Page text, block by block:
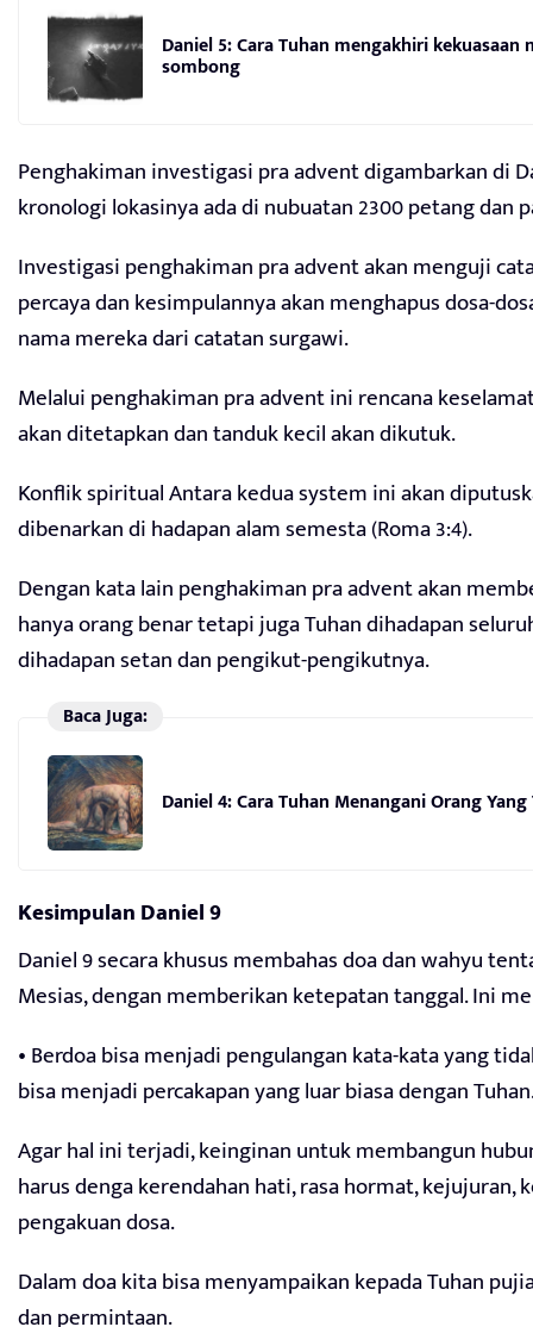
Daniel 5: Cara Tuhan mengakhiri kekuasaan
sombong
Penghakiman investigasi pra advent digambarkan di
kronologi lokasinya ada di nubuatan 2300 petang dan
Investigasi penghakiman pra advent akan menguji
percaya dan kesimpulannya akan menghapus dosa-
nama mereka dari catatan surgawi.
Melalui penghakiman pra advent ini rencana
akan ditetapkan dan tanduk kecil akan dikutuk.
Konflik spiritual Antara kedua system ini akan
dibenarkan di hadapan alam semesta (Roma 3:4).
Dengan kata lain penghakiman pra advent akan
hanya orang benar tetapi juga Tuhan dihadapan
dihadapan setan dan pengikut-pengikutnya.
Baca Juga:
Daniel 4: Cara Tuhan Menangani Orang
Kesimpulan Daniel 9
Daniel 9 secara khusus membahas doa dan wahyu
Mesias, dengan memberikan ketepatan tanggal. Ini
• Berdoa bisa menjadi pengulangan kata-kata yang
bisa menjadi percakapan yang luar biasa dengan
Agar hal ini terjadi, keinginan untuk membangun
harus denga kerendahan hati, rasa hormat, kejujuran,
pengakuan dosa.
Dalam doa kita bisa menyampaikan kepada Tuhan
dan permintaan.